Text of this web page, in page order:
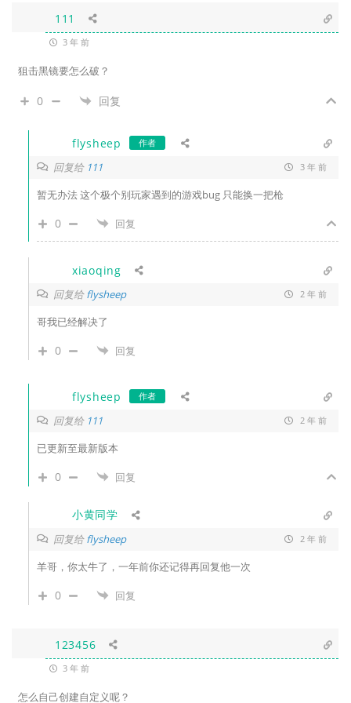
111
3 年 前
狙击黑镜要怎么破？
0 回复
flysheep 作者
回复给 111 3 年 前
暂无办法 这个极个别玩家遇到的游戏bug 只能换一把枪
0 回复
xiaoqing
回复给flysheep 2 年 前
哥我已经解决了
0 回复
flysheep 作者
回复给 111 2 年 前
已更新至最新版本
0 回复
小黄同学
回复给flysheep 2 年 前
羊哥，你太牛了，一年前你还记得再回复他一次
0 回复
123456
3 年 前
怎么自己创建自定义呢？